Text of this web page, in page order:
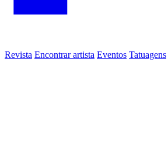
Revista Encontrar artista Eventos Tatuagens